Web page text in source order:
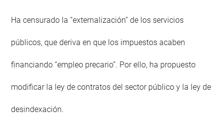
Ha censurado la “externalización” de los servicios
públicos, que deriva en que los impuestos acaben
financiando “empleo precario”. Por ello, ha propuesto
modificar la ley de contratos del sector público y la ley de
desindexación.